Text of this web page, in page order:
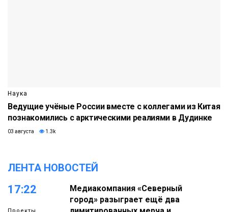
Наука
Ведущие учёные России вместе с коллегами из Китая
познакомились с арктическими реалиями в Дудинке
03 августа 1.3k
ЛЕНТА НОВОСТЕЙ
17:22
Медиакомпания «Северный
город» разыграет ещё два